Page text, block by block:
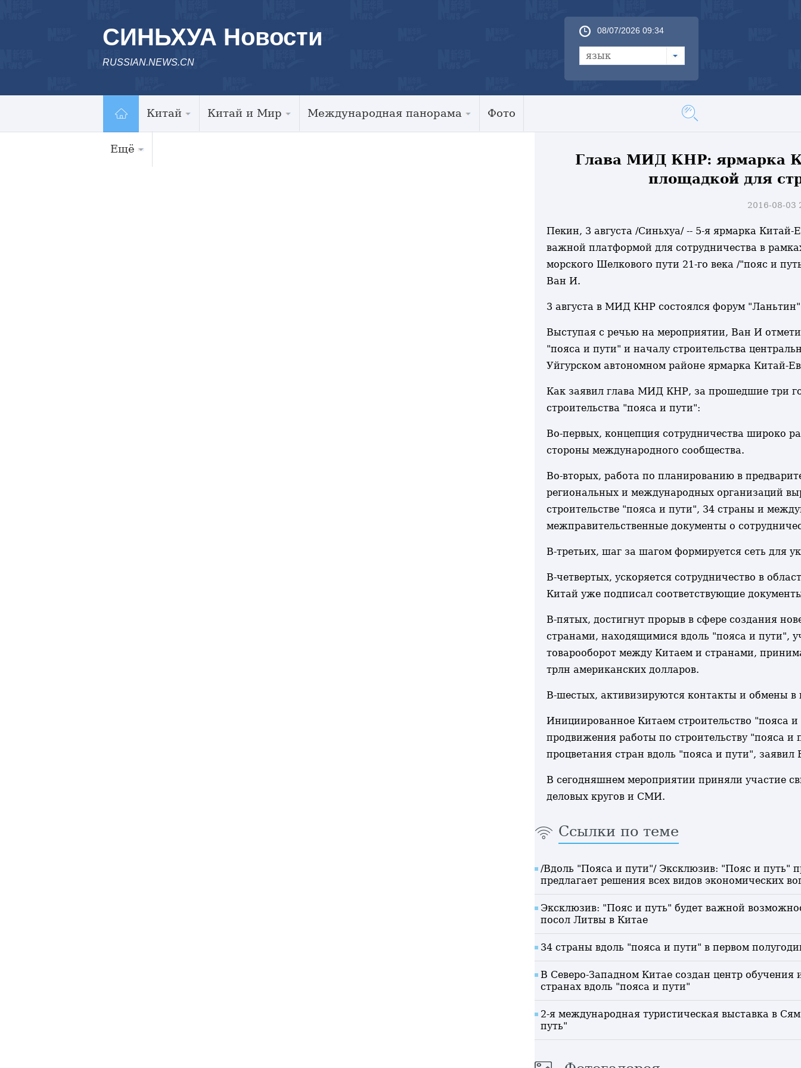
СИНЬХУА Новости
RUSSIAN.NEWS.CN
08/07/2026 09:34
язык
Китай Китай и Мир Международная панорама Фото
Ещё
Глава МИД КНР: ярмарка
площадкой для
2016-08-03
Пекин, 3 августа /Синьхуа/ -- 5-я ярмарка Китай-
важной платформой для сотрудничества в
морского Шелкового пути 21-го века /"пояс и
Ван И.
3 августа в МИД КНР состоялся форум
Выступая с речью на мероприятии, Ван И
"пояса и пути" и началу строительства
Уйгурском автономном районе ярмарка Китай-
Как заявил глава МИД КНР, за прошедшие три
строительства "пояса и пути":
Во-первых, концепция сотрудничества широко
стороны международного сообщества.
Во-вторых, работа по планированию в
региональных и международных организаций
строительстве "пояса и пути", 34 страны и
межправительственные документы о
В-третьих, шаг за шагом формируется сеть для
В-четвертых, ускоряется сотрудничество в
Китай уже подписал соответствующие
В-пятых, достигнут прорыв в сфере создания
странами, находящимися вдоль "пояса и пути",
товарооборот между Китаем и странами,
трлн американских долларов.
В-шестых, активизируются контакты и обмены в
Инициированное Китаем строительство "пояса
продвижения работы по строительству "пояса и
процветания стран вдоль "пояса и пути", заявил
В сегодняшнем мероприятии приняли участие
деловых кругов и СМИ.
Ссылки по теме
/Вдоль "Пояса и пути"/ Эксклюзив: "Пояс и путь"
предлагает решения всех видов экономических
Эксклюзив: "Пояс и путь" будет важной
посол Литвы в Китае
34 страны вдоль "пояса и пути" в первом
В Северо-Западном Китае создан центр
странах вдоль "пояса и пути"
2-я международная туристическая выставка в
путь"